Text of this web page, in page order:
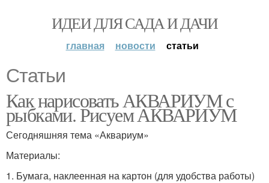
ИДЕИ ДЛЯ САДА И ДАЧИ
главная новости статьи
Статьи
Как нарисовать АКВАРИУМ с
рыбками. Рисуем АКВАРИУМ
Сегодняшняя тема «Аквариум»
Материалы:
1. Бумага, наклеенная на картон (для удобства работы)